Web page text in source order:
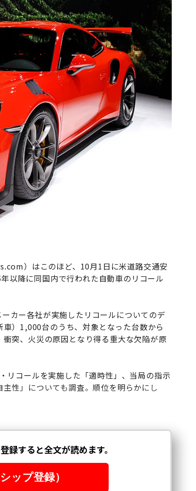
）はこのほど、10月1日に米道路交通安
以降に同国内で行われた自動車のリコール
カー各社が実施したリコールについてのデ
）1,000台のうち、対象となった台数から
突、火災の原因となり得る重大な欠陥が原
リコールを実施した「適時性」、当局の指示
性」についても調査。順位を明らかにし